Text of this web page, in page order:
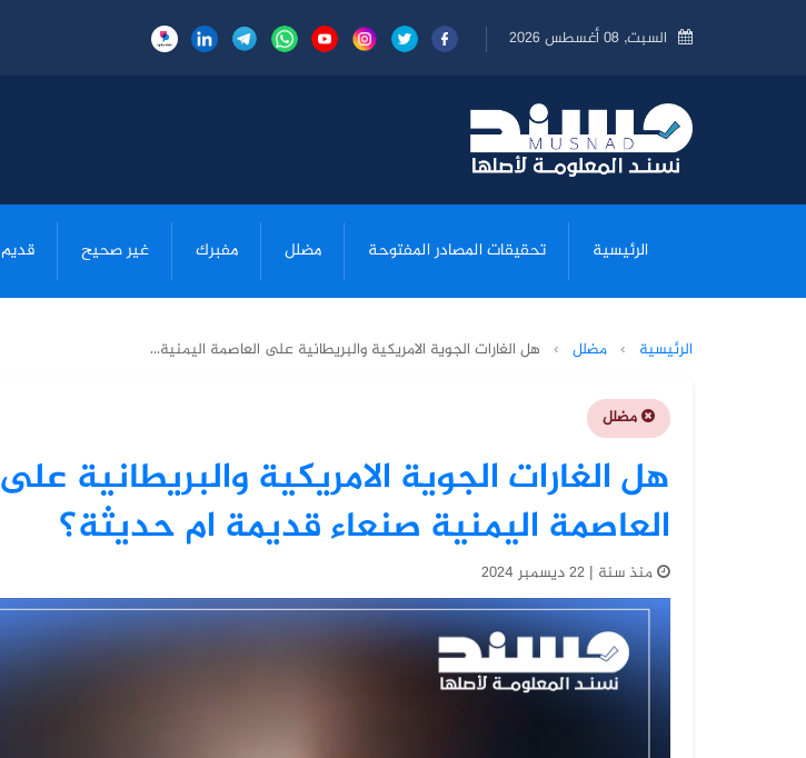
السبت, 08 أغسطس 2026
الرئيسية تحقيقات المصادر المفتوحة مضلل مفبرك غير صحيح قديم
الرئيسية › مضلل › هل الغارات الجوية الامريكية والبريطانية على العاصمة اليمنية...
مضلل
هل الغارات الجوية الامريكية والبريطانية على
العاصمة اليمنية صنعاء قديمة ام حديثة؟
منذ سنة | 22 ديسمبر 2024